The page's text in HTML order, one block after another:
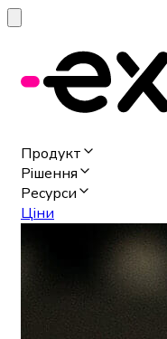
Продукт
Рішення
Ресурси
Ціни